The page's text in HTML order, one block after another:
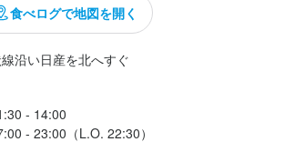
食べログで地図を開く
沿い日産を北へすぐ
- 14:00
- 23:00（L.O. 22:30）
2丁目12-1